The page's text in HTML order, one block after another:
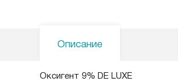
Описание
Оксигент 9% DE LUXE